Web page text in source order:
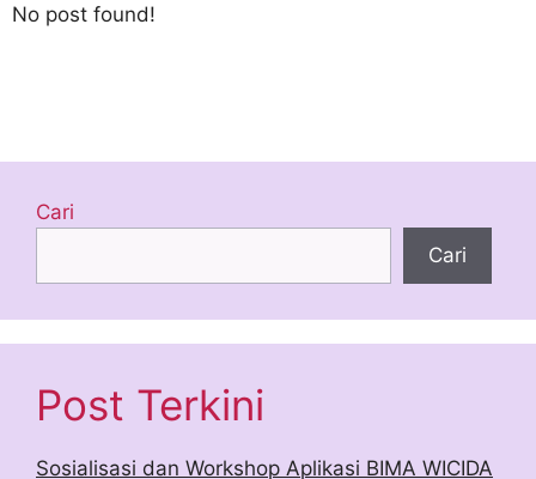
No post found!
Cari
Cari
Post Terkini
Sosialisasi dan Workshop Aplikasi BIMA WICIDA